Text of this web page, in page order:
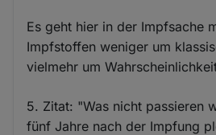
Es geht hier in der Impfsache
Impfstoffen weniger um
vielmehr um
5. Zitat: "Was nicht passieren
fünf Jahre nach der Impfung